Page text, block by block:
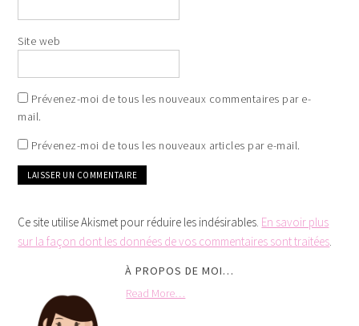
Site web
Prévenez-moi de tous les nouveaux commentaires par e-
mail.
Prévenez-moi de tous les nouveaux articles par e-mail.
Ce site utilise Akismet pour réduire les indésirables. En savoir plus
sur la façon dont les données de vos commentaires sont traitées.
À PROPOS DE MOI…
Read More…